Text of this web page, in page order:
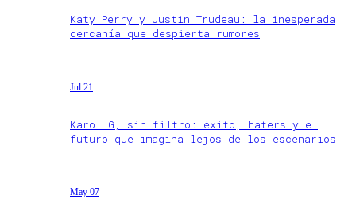
Katy Perry y Justin Trudeau: la inesperada
cercanía que despierta rumores
Jul 21
Karol G, sin filtro: éxito, haters y el
futuro que imagina lejos de los escenarios
May 07